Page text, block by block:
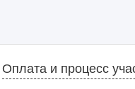
Оплата и процесс